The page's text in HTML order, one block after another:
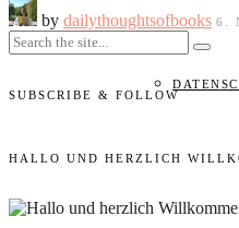
IMPRESSUM
by dailythoughtsofbooks 6.
SUBSCRIBE & FOLLOW
HALLO UND HERZLICH